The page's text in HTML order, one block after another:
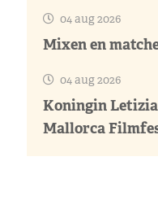
04 aug 2026
Mixen en
04 aug 2026
Koningin
Mallorca